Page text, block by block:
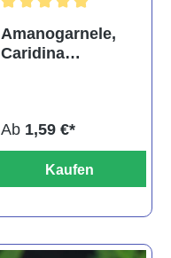
Amanogarnele,
Caridina
Ab 1,59 €*
Kaufen